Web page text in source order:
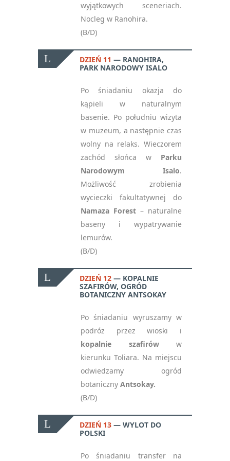
wyjątkowych sceneriach.
Nocleg w Ranohira.
(B/D)
DZIEŃ 11
RANOHIRA,
PARK NARODOWY ISALO
Po śniadaniu okazja do
kąpieli w naturalnym
basenie. Po południu wizyta
w muzeum, a następnie czas
wolny na relaks. Wieczorem
zachód słońca w Parku
Narodowym Isalo.
Możliwość zrobienia
wycieczki fakultatywnej do
Namaza Forest – naturalne
baseny i wypatrywanie
lemurów.
(B/D)
DZIEŃ 12
KOPALNIE
SZAFIRÓW, OGRÓD
BOTANICZNY ANTSOKAY
Po śniadaniu wyruszamy w
podróż przez wioski i
kopalnie szafiróww
kierunku Toliara. Na miejscu
odwiedzamy ogród
botaniczny Antsokay.
(B/D)
DZIEŃ 13
WYLOT DO
POLSKI
Po śniadaniu transfer na